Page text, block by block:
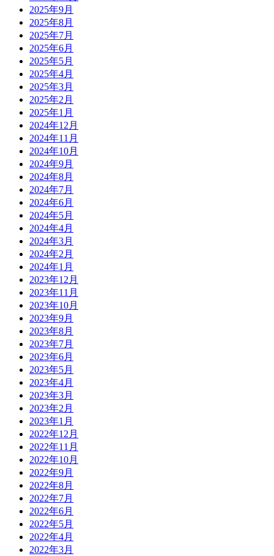
2025年9月
2025年8月
2025年7月
2025年6月
2025年5月
2025年4月
2025年3月
2025年2月
2025年1月
2024年12月
2024年11月
2024年10月
2024年9月
2024年8月
2024年7月
2024年6月
2024年5月
2024年4月
2024年3月
2024年2月
2024年1月
2023年12月
2023年11月
2023年10月
2023年9月
2023年8月
2023年7月
2023年6月
2023年5月
2023年4月
2023年3月
2023年2月
2023年1月
2022年12月
2022年11月
2022年10月
2022年9月
2022年8月
2022年7月
2022年6月
2022年5月
2022年4月
2022年3月